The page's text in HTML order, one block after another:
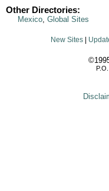
Other Directories:
Mexico, Global Sites
New Sites